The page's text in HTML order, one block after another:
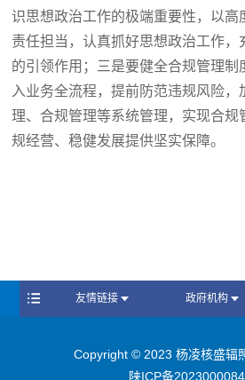
识思想政治工作的极端重要性，以高
责任担当，认真抓好思想政治工作，
的引领作用；三是要健全合规管理制
入业务全流程，提前防范违规风险，
理、合规管理等系统管理，实现合规
规经营、稳健发展提供坚实保障。
友情链接 政府机构
Copyright © 2023 杨凌核盛辐
陕ICP备